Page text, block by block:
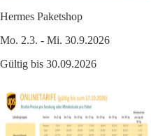
Hermes Paketshop
Mo. 2.3. - Mi. 30.9.2026
Gültig bis 30.09.2026